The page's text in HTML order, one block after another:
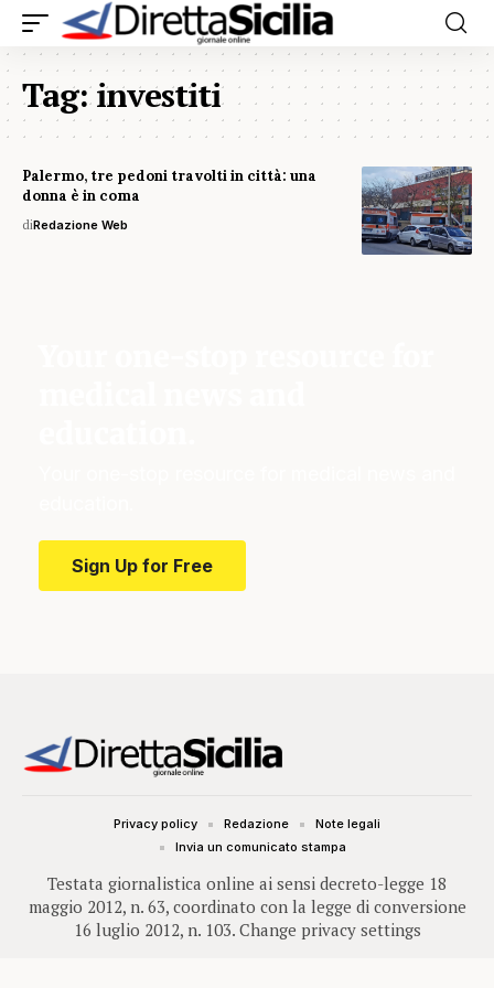
Tag:investiti
Palermo, tre pedoni travolti in città: una
donna è in coma
diRedazione Web
Sign Up for Free
Testata giornalistica online ai sensi decreto-legge 18
maggio 2012, n. 63, coordinato con la legge di conversione
16 luglio 2012, n. 103. Change privacy settings
Privacy policy Redazione
Note legali
Invia un comunicato stampa